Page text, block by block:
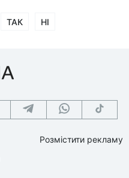
ТАК НІ
Розмістити рекламу